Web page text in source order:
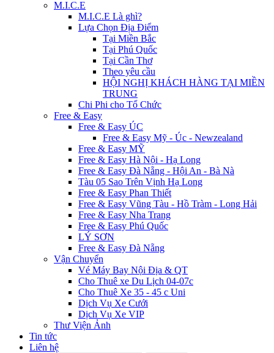
M.I.C.E
M.I.C.E Là ghì?
Lựa Chọn Địa Điểm
Tại Miền Bắc
Tại Phú Quốc
Tại Cần Thơ
Theo yêu cầu
HỘI NGHỊ KHÁCH HÀNG TẠI MIỀN
TRUNG
Chi Phi cho Tổ Chức
Free & Easy
Free & Easy ÚC
Free & Easy Mỹ - Úc - Newzealand
Free & Easy MỸ
Free & Easy Hà Nội - Hạ Long
Free & Easy Đà Nẵng - Hội An - Bà Nà
Tàu 05 Sao Trên Vịnh Hạ Long
Free & Easy Phan Thiết
Free & Easy Vũng Tàu - Hồ Tràm - Long Hải
Free & Easy Nha Trang
Free & Easy Phú Quốc
LÝ SƠN
Free & Easy Đà Nẵng
Vận Chuyển
Vé Máy Bay Nội Địa & QT
Cho Thuê xe Du Lịch 04-07c
Cho Thuê Xe 35 - 45 c Uni
Dịch Vụ Xe Cưới
Dịch Vụ Xe VIP
Thư Viện Ảnh
Tin tức
Liên hệ